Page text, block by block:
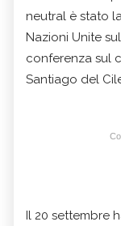
neutral è stato
Nazioni Unite
conferenza sul
Santiago del
Il 20 settembre